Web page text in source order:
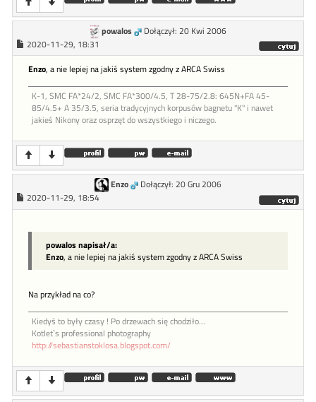
powalos
Dołączył: 20 Kwi 2006
2020-11-29, 18:31
Enzo, a nie lepiej na jakiś system zgodny z ARCA Swiss
K-1, SMC FA*24/2, SMC FA*300/4.5, T 28-75/2.8: 645N+FA 45-
85/4.5+ A 35/3.5, seria tradycyjnych korpusów bagnetu "K" i nawet
jakieś Nikony oraz osprzęt do wszystkiego i niczego.
Enzo
Dołączył: 20 Gru 2006
2020-11-29, 18:54
powalos napisał/a:
Enzo, a nie lepiej na jakiś system zgodny z ARCA Swiss
Na przykład na co?
Kiedyś to były czasy ! Po drzewach się chodziło...
Kotlet`s professional photography
http://sebastianstoklosa.blogspot.com/